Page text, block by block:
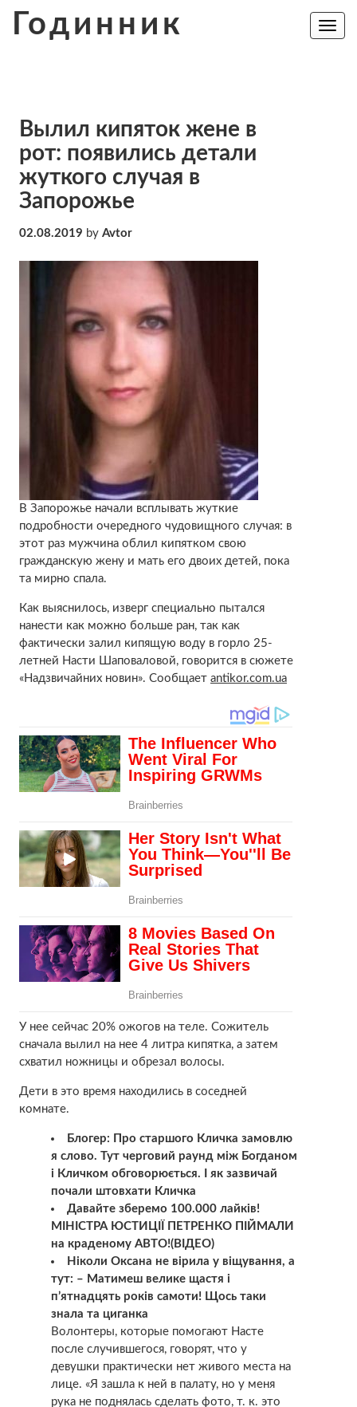
Годинник
Toggle
Вылил кипяток жене в
рот: появились детали
жуткого случая в
Запорожье
02.08.2019 by Avtor
В Запорожье начали всплывать жуткие
подробности очередного чудовищного случая: в
этот раз мужчина облил кипятком свою
гражданскую жену и мать его двоих детей, пока
та мирно спала.
Как выяснилось, изверг специально пытался
нанести как можно больше ран, так как
фактически залил кипящую воду в горло 25-
летней Насти Шаповаловой, говорится в сюжете
«Надзвичайних новин». Сообщает antikor.com.ua
У нее сейчас 20% ожогов на теле. Сожитель
сначала вылил на нее 4 литра кипятка, а затем
схватил ножницы и обрезал волосы.
Дети в это время находились в соседней
комнате.
Блогер: Про старшого Кличка замовлю
я слово. Тут черговий раунд між Богданом
і Кличком обговорюється. І як зазвичай
почали штовхати Кличка
Давайте зберемо 100.000 лайків!
МІНІСТРА ЮСТИЦІЇ ПЕТРЕНКО ПІЙМАЛИ
на краденому АВТО!(ВІДЕО)
Ніколи Оксана не вірила у віщування, а
тут: – Матимеш велике щастя і
п’ятнадцять років самоти! Щось таки
знала та циганка
Волонтеры, которые помогают Насте
после случившегося, говорят, что у
девушки практически нет живого места на
лице. «Я зашла к ней в палату, но у меня
рука не поднялась сделать фото, т. к. это